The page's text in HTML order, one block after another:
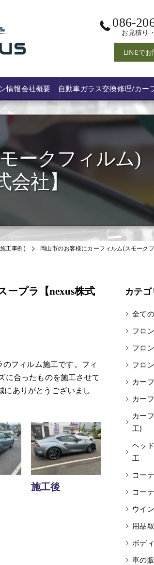
086-
お見積り
LINEで
情報会社概要 自動車ガラス交換修理/カ
ークフィルム
会社】
工事例) 岡山市のお客様にカーフィルム(スモーク
プラ【nexus株式
フィルム施工です。フィ
に合ったものを施工させて
ありがとうございまし
施工後
カテゴ
全て
フロ
フロ
フロ
カー
カー
カー
工)
ヘッ
工
コー
コー
ウイ
用品
ボデ
車の